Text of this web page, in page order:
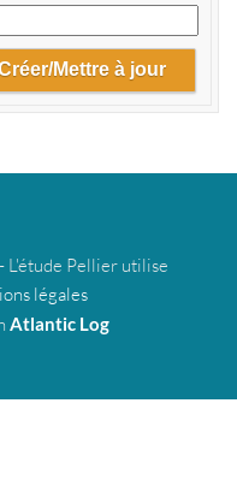
Pellier utilise
légales
Atlantic Log